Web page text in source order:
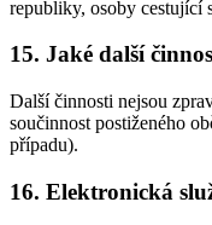
republiky, osoby cestující
15. Jaké další
Další činnosti nejsou
součinnost postiženého
případu).
16. Elektronická